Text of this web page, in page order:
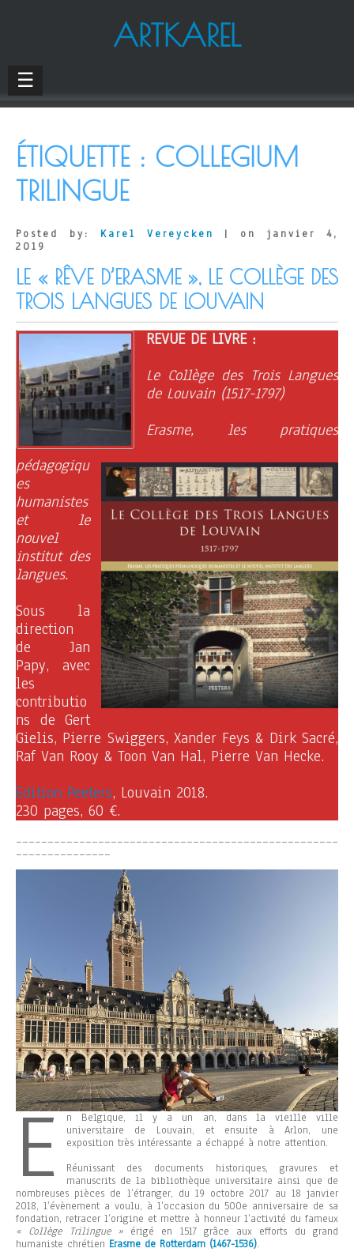
ARTKAREL
☰
ÉTIQUETTE : COLLEGIUM
TRILINGUE
Posted by: Karel Vereycken
| on janvier 4,
2019
LE « RÊVE D’ERASME », LE COLLÈGE DES
TROIS LANGUES DE LOUVAIN
REVUE DE LIVRE :
Le Collège des Trois Langues
de Louvain (1517-1797)
Erasme, les pratiques
pédagogiqu
es
humanistes
et le
nouvel
institut des
langues.
Sous la
direction
de Jan
Papy, avec
les
contributio
ns de Gert
Gielis, Pierre Swiggers, Xander Feys & Dirk Sacré,
Raf Van Rooy & Toon Van Hal, Pierre Van Hecke.
Edition Peeters, Louvain 2018.
230 pages, 60 €.
___________________________________________________
_______________
E
n Belgique, il y a un an, dans la vieille ville
universitaire de Louvain, et ensuite à Arlon, une
exposition très intéressante a échappé à notre attention.
Réunissant des documents historiques, gravures et
manuscrits de la bibliothèque universitaire ainsi que de
nombreuses pièces de l’étranger, du 19 octobre 2017 au 18 janvier
2018, l’évènement a voulu, à l’occasion du 500e anniversaire de sa
fondation, retracer l’origine et mettre à honneur l’activité du fameux
« Collège Trilingue »érigé en 1517 grâce aux efforts du grand
humaniste chrétien Erasme de Rotterdam (1467-1536).